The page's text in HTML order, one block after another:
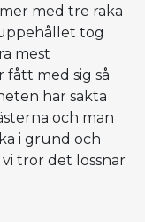
med tre raka
tog
mest
fått med sig så
har sakta
och man
i grund och
tror det lossnar